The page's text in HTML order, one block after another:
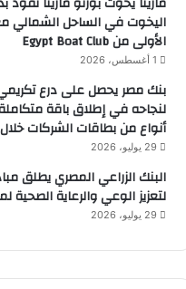
اليخوت في الساحل الشمالي
الأولى من Egypt Boat Club
1 أغسطس، 2026
أنواع من بطاقات الشركات
29 يوليو، 2026
البنك الزراعي المصري يطلق
لتعزيز الوعي والرعاية الصحية
29 يوليو، 2026